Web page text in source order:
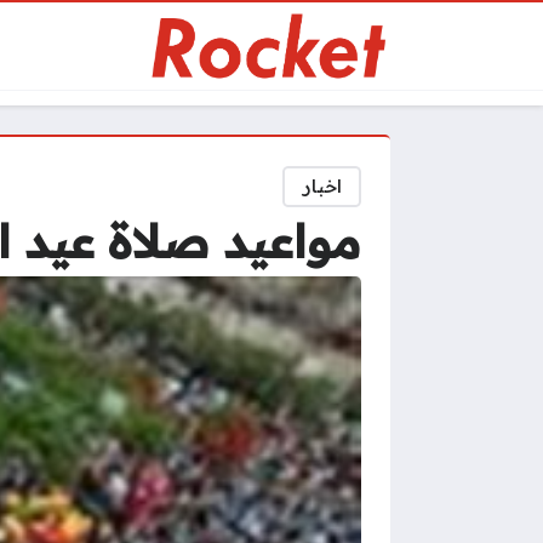
اخبار
مواعيد صلاة عيد الأضحى 2026